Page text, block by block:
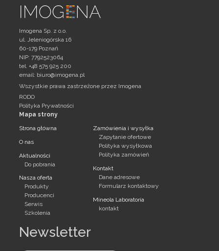
Imogena Sp. z o.o.
ul. Jeleniogórska 16
60-179 Poznań
NIP: 7792523064
tel. +48 575 925 200
email: biuro@imogena.pl
Wszystkie prawa zastrzeżone przez Imogena
RODO
Polityka Prywatności
Mapa strony
Strona główna
O nas
Aktualności
Do pobrania
Nasza oferta
Produkty
Producenci
Serwis
Szkolenia
Zamówienia i wysyłka
Zapytanie ofertowe
Polityka wysyłkowa
Polityka zamówień
Kontakt
Dane adresowe
Formularz kontaktowy
Mineola Laboratoria
kontakt
Newsletter